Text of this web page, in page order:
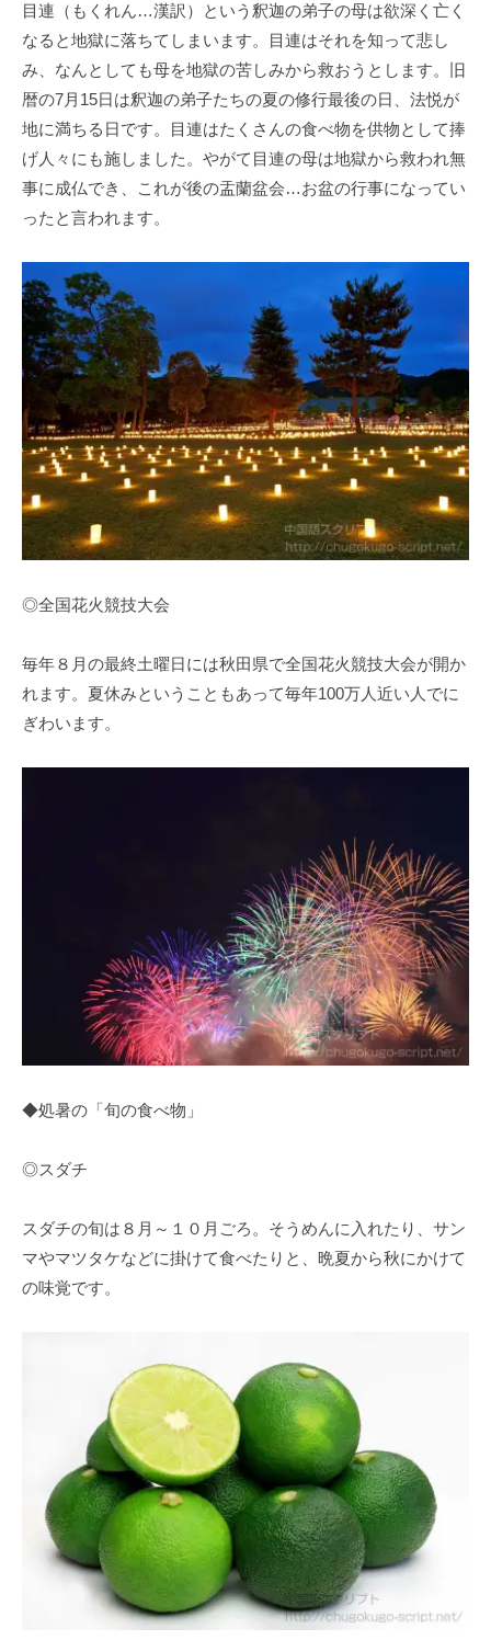
目連（もくれん…漢訳）という釈迦の弟子の母は欲深く亡く
なると地獄に落ちてしまいます。目連はそれを知って悲し
み、なんとしても母を地獄の苦しみから救おうとします。旧
暦の7月15日は釈迦の弟子たちの夏の修行最後の日、法悦が
地に満ちる日です。目連はたくさんの食べ物を供物として捧
げ人々にも施しました。やがて目連の母は地獄から救われ無
事に成仏でき、これが後の盂蘭盆会…お盆の行事になってい
ったと言われます。
◎全国花火競技大会
毎年８月の最終土曜日には秋田県で全国花火競技大会が開か
れます。夏休みということもあって毎年100万人近い人でに
ぎわいます。
◆処暑の「旬の食べ物」
◎スダチ
スダチの旬は８月～１０月ごろ。そうめんに入れたり、サン
マやマツタケなどに掛けて食べたりと、晩夏から秋にかけて
の味覚です。